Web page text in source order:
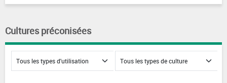
Cultures préconisées